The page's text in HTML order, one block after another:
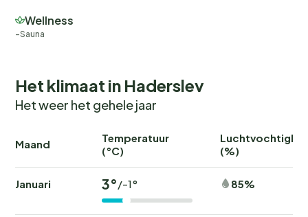
Wellness
Sauna
Het klimaat in Haderslev
Het weer het gehele jaar
Maand
Temperatuur
(°C)
(%)
Januari 3°/-1° 85%